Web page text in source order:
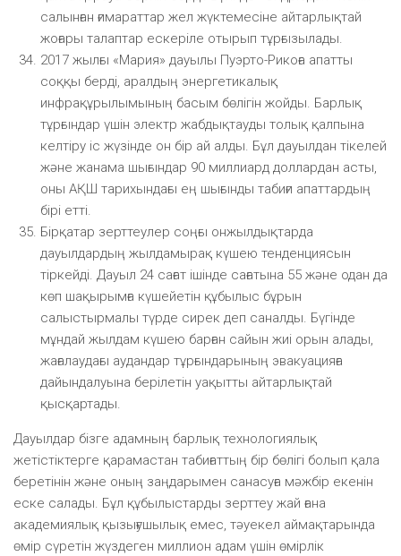
салынған ғимараттар жел жүктемесіне айтарлықтай
жоғары талаптар ескеріле отырып тұрғызылады.
2017 жылғы «Мария» дауылы Пуэрто-Рикоға апатты
соққы берді, аралдың энергетикалық
инфрақұрылымының басым бөлігін жойды. Барлық
тұрғындар үшін электр жабдықтауды толық қалпына
келтіру іс жүзінде он бір ай алды. Бұл дауылдан тікелей
және жанама шығындар 90 миллиард доллардан асты,
оны АҚШ тарихындағы ең шығынды табиғи апаттардың
бірі етті.
Бірқатар зерттеулер соңғы онжылдықтарда
дауылдардың жылдамырақ күшею тенденциясын
тіркейді. Дауыл 24 сағат ішінде сағатына 55 және одан да
көп шақырымға күшейетін құбылыс бұрын
салыстырмалы түрде сирек деп саналды. Бүгінде
мұндай жылдам күшею барған сайын жиі орын алады,
жағалаудағы аудандар тұрғындарының эвакуацияға
дайындалуына берілетін уақытты айтарлықтай
қысқартады.
Дауылдар бізге адамның барлық технологиялық
жетістіктерге қарамастан табиғаттың бір бөлігі болып қала
беретінін және оның заңдарымен санасуға мәжбір екенін
еске салады. Бұл құбылыстарды зерттеу жай ғана
академиялық қызығушылық емес, тәуекел аймақтарында
өмір сүретін жүздеген миллион адам үшін өмірлік